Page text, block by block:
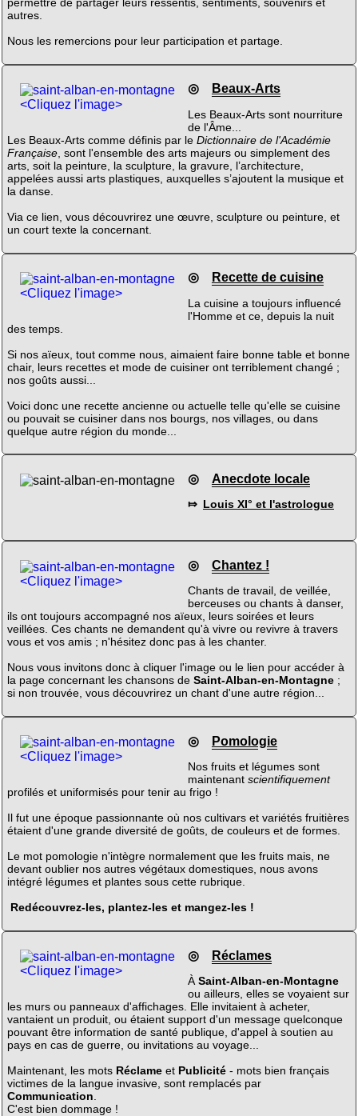
autres.
Nous les remercions pour leur participation et partage.
<Cliquez l'image>
◎ Beaux-Arts
Les Beaux-Arts sont nourriture
de l'Âme...
Les Beaux-Arts comme définis par le Dictionnaire de l'Académie
Française, sont l'ensemble des arts majeurs ou simplement des
arts, soit la peinture, la sculpture, la gravure, l’architecture,
appelées aussi arts plastiques, auxquelles s’ajoutent la musique et
la danse.
Via ce lien, vous découvrirez une œuvre, sculpture ou peinture, et
un court texte la concernant.
<Cliquez l'image>
◎ Recette de cuisine
La cuisine a toujours influencé
l'Homme et ce, depuis la nuit
des temps.
Si nos aïeux, tout comme nous, aimaient faire bonne table et bonne
chair, leurs recettes et mode de cuisiner ont terriblement changé ;
nos goûts aussi...
Voici donc une recette ancienne ou actuelle telle qu'elle se cuisine
ou pouvait se cuisiner dans nos bourgs, nos villages, ou dans
quelque autre région du monde...
◎ Anecdote locale
⤇ Louis XI° et l'astrologue
<Cliquez l'image>
◎ Chantez !
Chants de travail, de veillée,
berceuses ou chants à danser,
ils ont toujours accompagné nos aïeux, leurs soirées et leurs
veillées. Ces chants ne demandent qu'à vivre ou revivre à travers
vous et vos amis ; n'hésitez donc pas à les chanter.
Nous vous invitons donc à cliquer l'image ou le lien pour accéder à
la page concernant les chansons de Saint-Alban-en-Montagne;
si non trouvée, vous découvrirez un chant d'une autre région...
<Cliquez l'image>
◎ Pomologie
Nos fruits et légumes sont
maintenant scientifiquement
profilés et uniformisés pour tenir au frigo !
Il fut une époque passionnante où nos cultivars et variétés fruitières
étaient d'une grande diversité de goûts, de couleurs et de formes.
Le mot pomologie n'intègre normalement que les fruits mais, ne
devant oublier nos autres végétaux domestiques, nous avons
intégré légumes et plantes sous cette rubrique.
Redécouvrez-les, plantez-les et mangez-les !
<Cliquez l'image>
◎ Réclames
À Saint-Alban-en-Montagne
ou ailleurs, elles se voyaient sur
les murs ou panneaux d'affichages. Elle invitaient à acheter,
vantaient un produit, ou étaient support d'un message quelconque
pouvant être information de santé publique, d'appel à soutien au
pays en cas de guerre, ou invitations au voyage...
Maintenant, les mots Réclameet Publicité- mots bien français
victimes de la langue invasive, sont remplacés par
Communication
C'est bien dommage !